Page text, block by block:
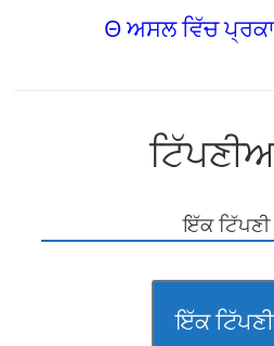
Θ ਅਸਲ ਵਿੱਚ
ਇੱਕ
ਇੱਕ